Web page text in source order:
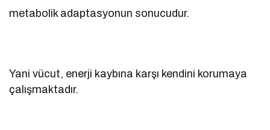
metabolik adaptasyonun sonucudur.
Yani vücut, enerji kaybına karşı kendini korumaya
çalışmaktadır.